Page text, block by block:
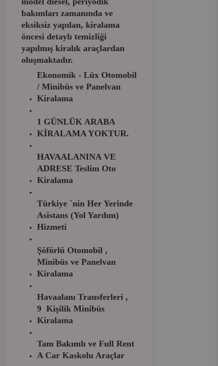
bakımları zamanında ve
eksiksiz yapılan, kiralama
öncesi detaylı temizliği
yapılmış kiralık araçlardan
oluşmaktadır.
Ekonomik - Lüx Otomobil
/ Minibüs ve Panelvan
Kiralama
1 GÜNLÜK ARABA
KİRALAMA YOKTUR.
HAVAALANINA VE
ADRESE Teslim Oto
Kiralama
Türkiye `nin Her Yerinde
Asistans (Yol Yardım)
Hizmeti
Şöförlü Otomobil ,
Minibüs ve Panelvan
Kiralama
Havaalanı Transferleri ,
9 Kişilik Minibüs
Kiralama
Tam Bakımlı ve Full Rent
A Car Kaskolu Araçlar